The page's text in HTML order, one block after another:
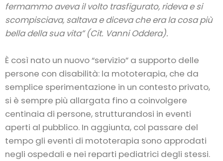
fermammo aveva il volto trasfigurato, rideva e si
scompisciava, saltava e diceva che era la cosa più
bella della sua vita” (Cit. Vanni Oddera).
È così nato un nuovo “servizio” a supporto delle
persone con disabilità: la mototerapia, che da
semplice sperimentazione in un contesto privato,
si è sempre più allargata fino a coinvolgere
centinaia di persone, strutturandosi in eventi
aperti al pubblico. In aggiunta, col passare del
tempo gli eventi di mototerapia sono approdati
negli ospedali e nei reparti pediatrici degli stessi.